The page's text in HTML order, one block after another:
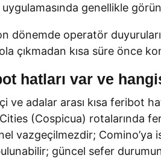
uygulamasında genellikle
dönemde operatör
çıkmadan kısa süre önce
hatları var ve
ve adalar arası kısa feribot
(Cospicua) rotalarında
vazgeçilmezdir; Comino’ya
güncel sefer